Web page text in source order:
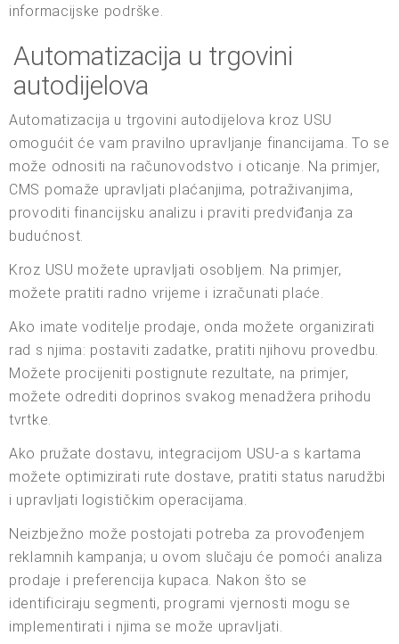
informacijske podrške.
Automatizacija u trgovini
autodijelova
Automatizacija u trgovini autodijelova kroz USU
omogućit će vam pravilno upravljanje financijama. To se
može odnositi na računovodstvo i oticanje. Na primjer,
CMS pomaže upravljati plaćanjima, potraživanjima,
provoditi financijsku analizu i praviti predviđanja za
budućnost.
Kroz USU možete upravljati osobljem. Na primjer,
možete pratiti radno vrijeme i izračunati plaće.
Ako imate voditelje prodaje, onda možete organizirati
rad s njima: postaviti zadatke, pratiti njihovu provedbu.
Možete procijeniti postignute rezultate, na primjer,
možete odrediti doprinos svakog menadžera prihodu
tvrtke.
Ako pružate dostavu, integracijom USU-a s kartama
možete optimizirati rute dostave, pratiti status narudžbi
i upravljati logističkim operacijama.
Neizbježno može postojati potreba za provođenjem
reklamnih kampanja; u ovom slučaju će pomoći analiza
prodaje i preferencija kupaca. Nakon što se
identificiraju segmenti, programi vjernosti mogu se
implementirati i njima se može upravljati.